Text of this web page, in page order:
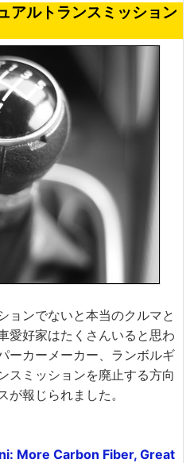
アルトランスミッション
ョンでないと本当のクルマと
愛好家はたくさんいると思わ
ーカーメーカー、ランボルギ
スミッションを廃止する方向
が報じられました。
More Carbon Fiber, Great